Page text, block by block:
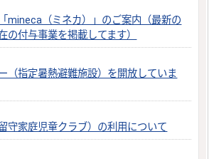
mineca（ミネカ）」のご案内（最新の
の付与事業を掲載してます）
（指定暑熱避難施設）を開放していま
守家庭児童クラブ）の利用について